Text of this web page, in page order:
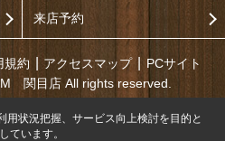
来店予約
規約 アクセスマップ
PCサイト
関目店 All rights reserved.
用状況把握、サービス向上検討を目的と
ています。